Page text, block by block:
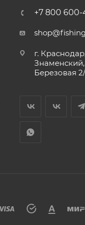
+7 800 600-
г.
Знаменский,
Березовая 2/